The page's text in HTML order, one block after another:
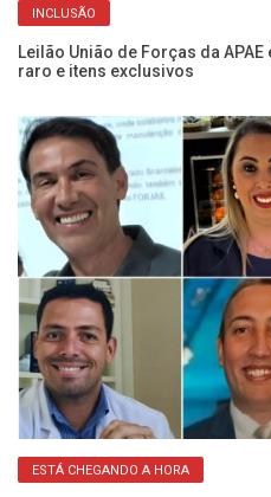
INCLUSÃO
Leilão União de Forças da
raro e itens exclusivos
ESTÁ CHEGANDO A HORA